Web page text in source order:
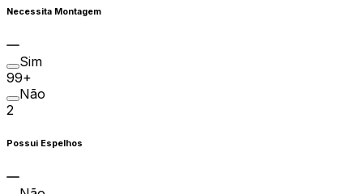
Necessita Montagem
Sim
99+
Não
2
Possui Espelhos